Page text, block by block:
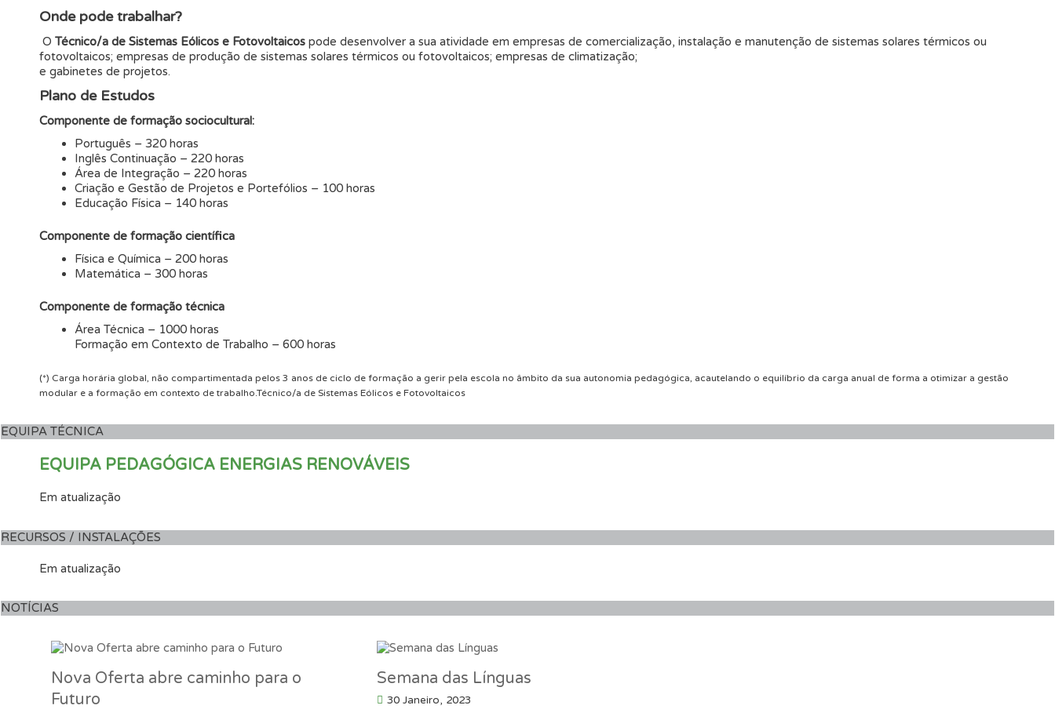
Onde pode trabalhar?
O Técnico/a de Sistemas Eólicos e Fotovoltaicos pode desenvolver a sua atividade em empresas de comercialização, instalação e manutenção de sistemas solares térmicos ou
fotovoltaicos; empresas de produção de sistemas solares térmicos ou fotovoltaicos; empresas de climatização;
e gabinetes de projetos.
Plano de Estudos
Componente de formação sociocultural:
Português – 320 horas
Inglês Continuação – 220 horas
Área de Integração – 220 horas
Criação e Gestão de Projetos e Portefólios – 100 horas
Educação Física – 140 horas
Componente de formação científica
Física e Química – 200 horas
Matemática – 300 horas
Componente de formação técnica
Área Técnica – 1000 horas
Formação em Contexto de Trabalho – 600 horas
(*) Carga horária global, não compartimentada pelos 3 anos de ciclo de formação a gerir pela escola no âmbito da sua autonomia pedagógica, acautelando o equilíbrio da carga anual de forma a otimizar a gestão
modular e a formação em contexto de trabalho.Técnico/a de Sistemas Eólicos e Fotovoltaicos
EQUIPA TÉCNICA
EQUIPA PEDAGÓGICA ENERGIAS RENOVÁVEIS
Em atualização
RECURSOS / INSTALAÇÕES
Em atualização
NOTÍCIAS
Nova Oferta abre caminho para o
Futuro
Semana das Línguas
30 Janeiro, 2023